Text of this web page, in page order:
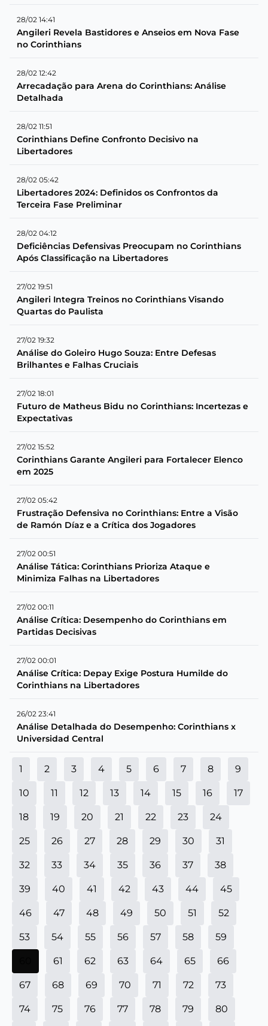
28/02 14:41
Angileri Revela Bastidores e Anseios em Nova Fase
no Corinthians
28/02 12:42
Arrecadação para Arena do Corinthians: Análise
Detalhada
28/02 11:51
Corinthians Define Confronto Decisivo na
Libertadores
28/02 05:42
Libertadores 2024: Definidos os Confrontos da
Terceira Fase Preliminar
28/02 04:12
Deficiências Defensivas Preocupam no Corinthians
Após Classificação na Libertadores
27/02 19:51
Angileri Integra Treinos no Corinthians Visando
Quartas do Paulista
27/02 19:32
Análise do Goleiro Hugo Souza: Entre Defesas
Brilhantes e Falhas Cruciais
27/02 18:01
Futuro de Matheus Bidu no Corinthians: Incertezas e
Expectativas
27/02 15:52
Corinthians Garante Angileri para Fortalecer Elenco
em 2025
27/02 05:42
Frustração Defensiva no Corinthians: Entre a Visão
de Ramón Díaz e a Crítica dos Jogadores
27/02 00:51
Análise Tática: Corinthians Prioriza Ataque e
Minimiza Falhas na Libertadores
27/02 00:11
Análise Crítica: Desempenho do Corinthians em
Partidas Decisivas
27/02 00:01
Análise Crítica: Depay Exige Postura Humilde do
Corinthians na Libertadores
26/02 23:41
Análise Detalhada do Desempenho: Corinthians x
Universidad Central
1 2 3 4 5 6 7 8 9
10 11 12 13 14 15 16 17
18 19 20 21 22 23 24
25 26 27 28 29 30 31
32 33 34 35 36 37 38
39 40 41 42 43 44 45
46 47 48 49 50 51 52
53 54 55 56 57 58 59
61 62 63 64 65 66
67 68 69 70 71 72 73
74 75 76 77 78 79 80